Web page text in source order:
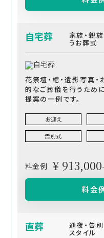
自宅葬 家族・親
うお葬式
花祭壇・棺・遺影写真・
的なご葬儀を行うため
提案の一例です。
お迎え
告別式
料金例 ¥ 913,000
料金
直葬 通夜・告
スタイル